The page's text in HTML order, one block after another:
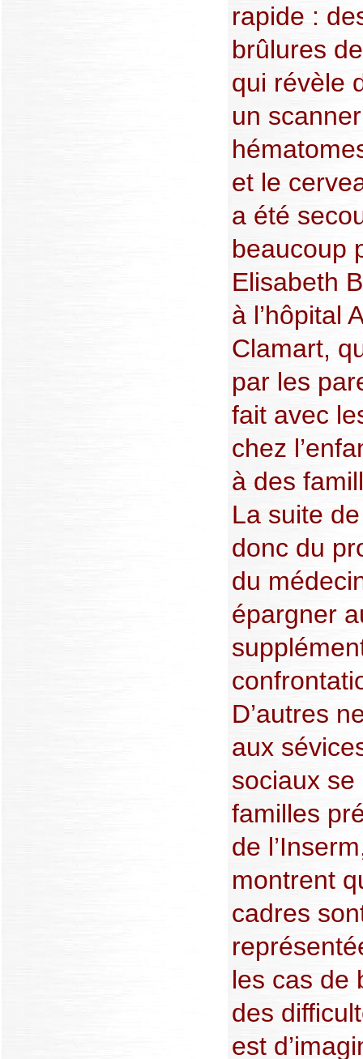
rapide :
brûlures
qui révèle
un
et le
a été
beaucoup
Elisabeth
à l’hôpital
Clamart,
par les
fait avec
chez
à des
La suite
donc du
du
épargner
D’autres
aux
sociaux
familles
de
montrent
cadres
les cas de
des
est